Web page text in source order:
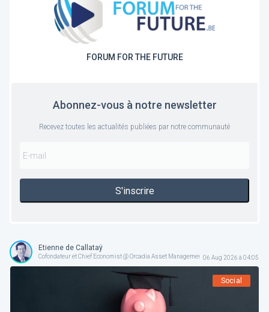
FORUM FOR THE FUTURE
Abonnez-vous à notre newsletter
Recevez toutes les actualités publiées par notre communauté
S'inscrire
Etienne de Callataÿ
Cofondateur et Chief Economist @ Orcadia Asset Management06 Aug 2026 à 04:05
Social